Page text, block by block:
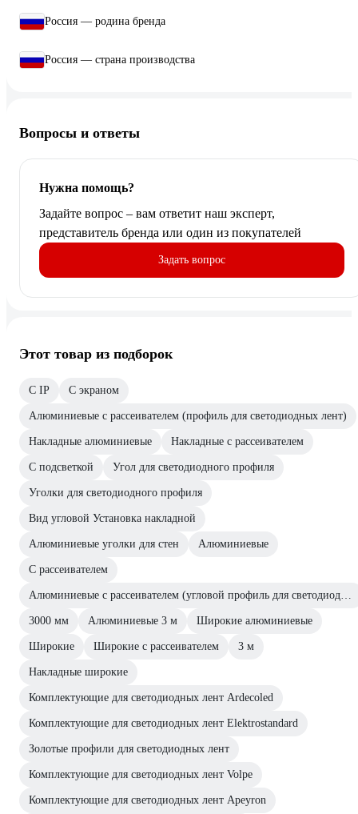
Россия — родина бренда
Россия — страна производства
Вопросы и ответы
Нужна помощь?
Задайте вопрос – вам ответит наш эксперт,
представитель бренда или один из покупателей
Задать вопрос
Этот товар из подборок
С IP С экраном
Алюминиевые с рассеивателем (профиль для светодиодных лент)
Накладные алюминиевые Накладные с рассеивателем
С подсветкой Угол для светодиодного профиля
Уголки для светодиодного профиля
Вид угловой Установка накладной
Алюминиевые уголки для стен Алюминиевые
С рассеивателем
3000 мм Алюминиевые 3 м Широкие алюминиевые
Широкие Широкие с рассеивателем 3 м
Накладные широкие
Комплектующие для светодиодных лент Ardecoled
Комплектующие для светодиодных лент Elektrostandard
Золотые профили для светодиодных лент
Комплектующие для светодиодных лент Volpe
Комплектующие для светодиодных лент Apeyron